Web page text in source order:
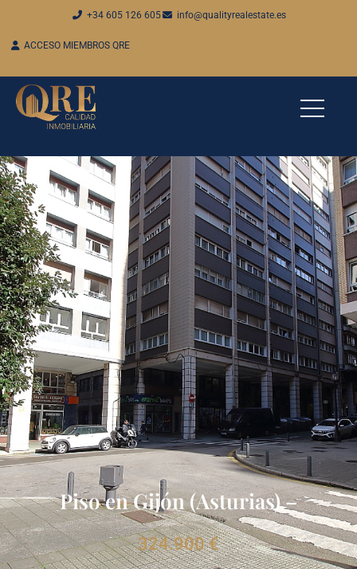
+34 605 126 605 info@qualityrealestate.es
ACCESO MIEMBROS QRE
Piso en Gijón (Asturias) –
324.900 €